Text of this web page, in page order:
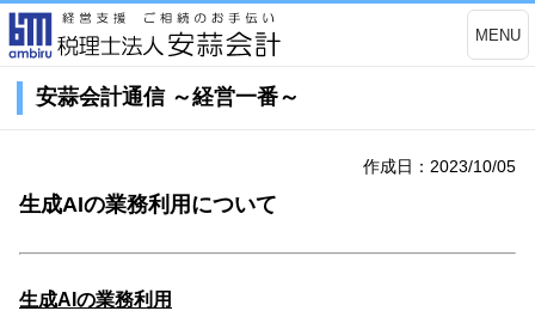
MENU
安蒜会計通信 ～経営一番～
作成日：2023/10/05
生成AIの業務利用について
生成AI の業務利用